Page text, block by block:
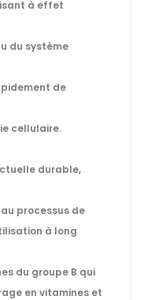
à effet
du système
de
cellulaire.
durable,
processus de
à long
du groupe B qui
en vitamines et